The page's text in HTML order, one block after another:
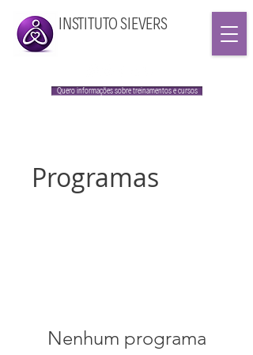
INSTITUTO SIEVERS
Quero informações sobre treinamentos e cursos
Programas
Nenhum programa